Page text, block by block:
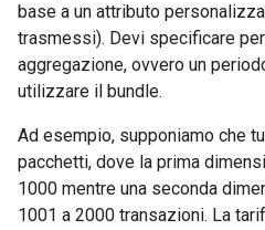
base a un attributo
trasmessi). Devi specificare
aggregazione, ovvero un
utilizzare il bundle.
Ad esempio, supponiamo che
pacchetti, dove la prima
1000 mentre una seconda
1001 a 2000 transazioni. La